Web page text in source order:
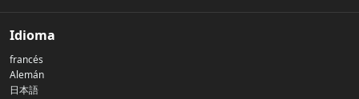
Nuestra historia
Política de privacidad
Idioma
francés
Alemán
日本語